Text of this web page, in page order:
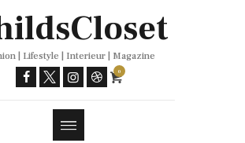
| Lifestyle | Interieur | Magazine
0